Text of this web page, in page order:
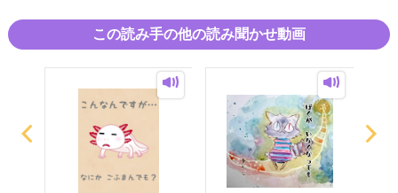
この読み手の他の読み聞かせ動画